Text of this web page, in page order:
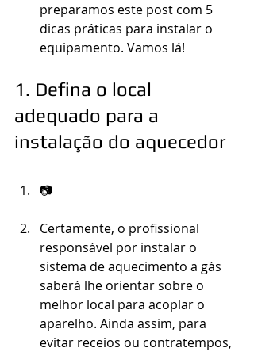
preparamos este post com 5
dicas práticas para instalar o
equipamento. Vamos lá!
1. Defina o local
adequado para a
instalação do aquecedor
📷
Certamente, o profissional
responsável por instalar o
sistema de aquecimento a gás
saberá lhe orientar sobre o
melhor local para acoplar o
aparelho. Ainda assim, para
evitar receios ou contratempos,